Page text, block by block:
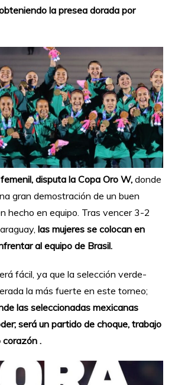
la presea dorada por
disputa la Copa Oro W, donde
gran demostración de un buen
hecho en equipo. Tras vencer 3-2
las mujeres se colocan en
al equipo de Brasil.
fácil, ya que la selección verde-
la más fuerte en este torneo;
las seleccionadas mexicanas
será un partido de choque, trabajo
corazón .